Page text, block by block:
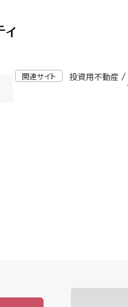
関連サイト 投資用不動産